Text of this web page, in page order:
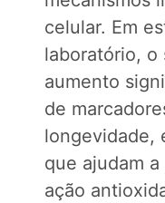
celular. Em
laboratório, o
aumento
de
longevidade,
que ajudam
ação